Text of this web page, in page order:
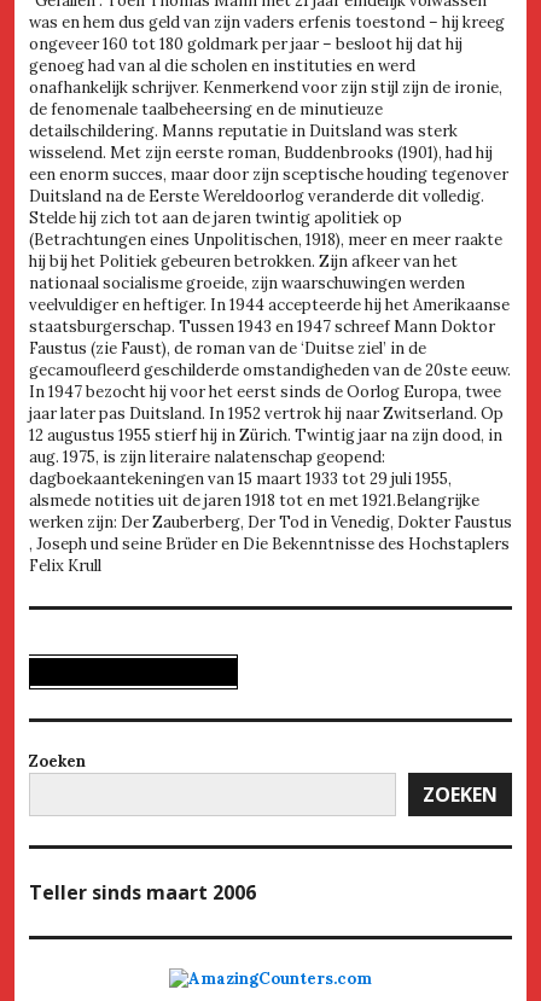
was en hem dus geld van zijn vaders erfenis toestond – hij kreeg
ongeveer 160 tot 180 goldmark per jaar – besloot hij dat hij
genoeg had van al die scholen en instituties en werd
onafhankelijk schrijver. Kenmerkend voor zijn stijl zijn de ironie,
de fenomenale taalbeheersing en de minutieuze
detailschildering. Manns reputatie in Duitsland was sterk
wisselend. Met zijn eerste roman, Buddenbrooks (1901), had hij
een enorm succes, maar door zijn sceptische houding tegenover
Duitsland na de Eerste Wereldoorlog veranderde dit volledig.
Stelde hij zich tot aan de jaren twintig apolitiek op
(Betrachtungen eines Unpolitischen, 1918), meer en meer raakte
hij bij het Politiek gebeuren betrokken. Zijn afkeer van het
nationaal socialisme groeide, zijn waarschuwingen werden
veelvuldiger en heftiger. In 1944 accepteerde hij het Amerikaanse
staatsburgerschap. Tussen 1943 en 1947 schreef Mann Doktor
Faustus (zie Faust), de roman van de ‘Duitse ziel’ in de
gecamoufleerd geschilderde omstandigheden van de 20ste eeuw.
In 1947 bezocht hij voor het eerst sinds de Oorlog Europa, twee
jaar later pas Duitsland. In 1952 vertrok hij naar Zwitserland. Op
12 augustus 1955 stierf hij in Zürich. Twintig jaar na zijn dood, in
aug. 1975, is zijn literaire nalatenschap geopend:
dagboekaantekeningen van 15 maart 1933 tot 29 juli 1955,
alsmede notities uit de jaren 1918 tot en met 1921.Belangrijke
werken zijn: Der Zauberberg, Der Tod in Venedig, Dokter Faustus
, Joseph und seine Brüder en Die Bekenntnisse des Hochstaplers
Felix Krull
Zoeken
ZOEKEN
Teller sinds maart 2006